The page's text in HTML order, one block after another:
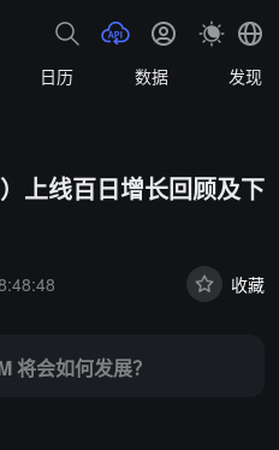
日历 数据 发现
上线百日增长回顾及下
收藏
将会如何发展？